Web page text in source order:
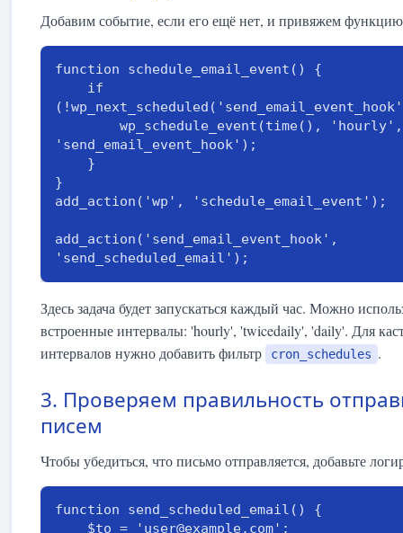
Добавим событие, если его ещё нет, и привяжем
function schedule_email_event() {
'send_email_event_hook');
}
add_action('wp', 'schedule_email_event');
add_action('send_email_event_hook',
'send_scheduled_email');
Здесь задача будет запускаться каждый час. Можно
встроенные интервалы: 'hourly', 'twicedaily', 'daily'. Для
интервалов нужно добавить фильтр
cron_schedules .
3. Проверяем правильность
писем
Чтобы убедиться, что письмо отправляется, добавьте
function send_scheduled_email() {